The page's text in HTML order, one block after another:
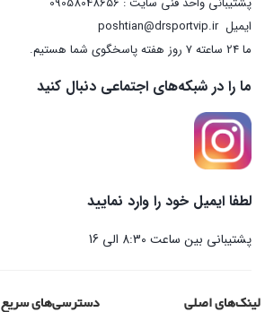
ایمیلposhtian@drsportvip.ir
ما 24 ساعته 7 روز هفته پاسخگوی شما هستیم.
ما را در شبکه‌های اجتماعی دنبال کنید
لطفا ایمیل خود را وارد نمایید
پشتیبانی بین ساعت 8:30 الی 16
لینک‌های اصلی دسترسی‌های سریع